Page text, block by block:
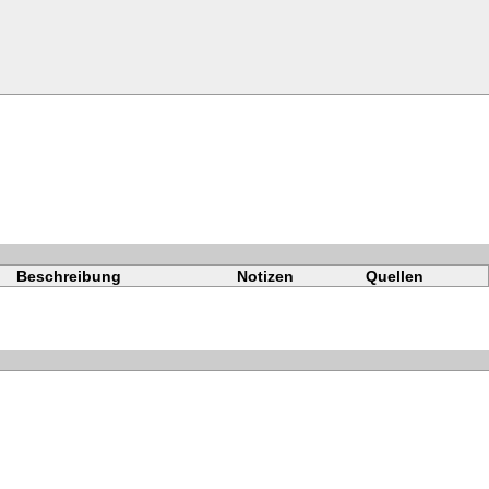
Beschreibung Notizen Quellen